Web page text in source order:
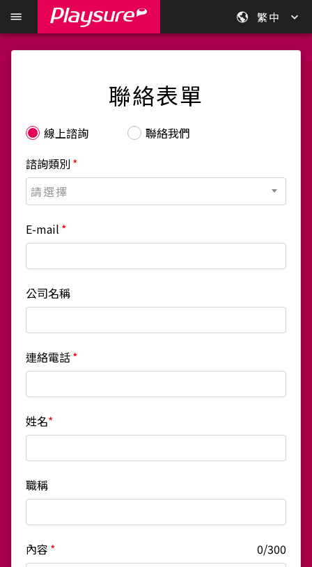
繁中
聯絡表單
線上諮詢
聯絡我們
諮詢類別 *
請選擇
E-mail *
公司名稱
連絡電話*
姓名*
職稱
內容 * 0/300